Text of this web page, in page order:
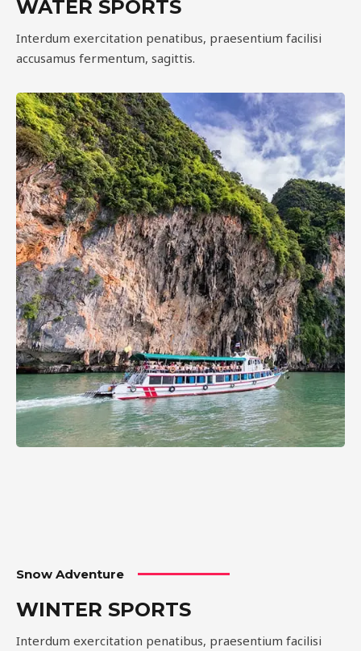
WATER SPORTS
Interdum exercitation penatibus, praesentium facilisi
accusamus fermentum, sagittis.
Snow Adventure
WINTER SPORTS
Interdum exercitation penatibus, praesentium facilisi